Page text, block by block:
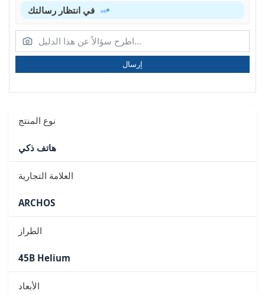
إرسال
نوع المنتج
هاتف ذكي
العلامة التجارية
ARCHOS
الطراز
45B Helium
الأبعاد